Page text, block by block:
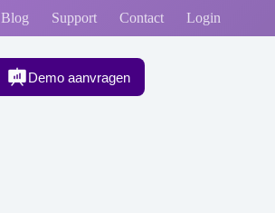
Blog Support Contact Login
Demo aanvragen